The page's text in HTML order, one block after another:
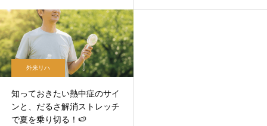
外来リハ
知っておきたい熱中症のサイ
ンと、だるさ解消ストレッチ
で夏を乗り切る！🍉